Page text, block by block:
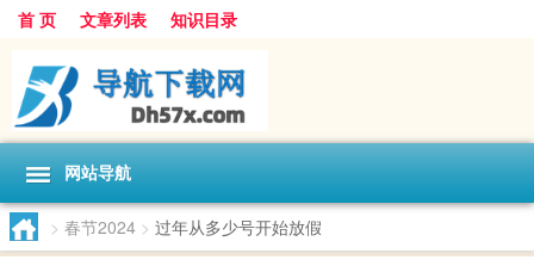
首 页 文章列表 知识目录
网站导航
> 春节2024 > 过年从多少号开始放假